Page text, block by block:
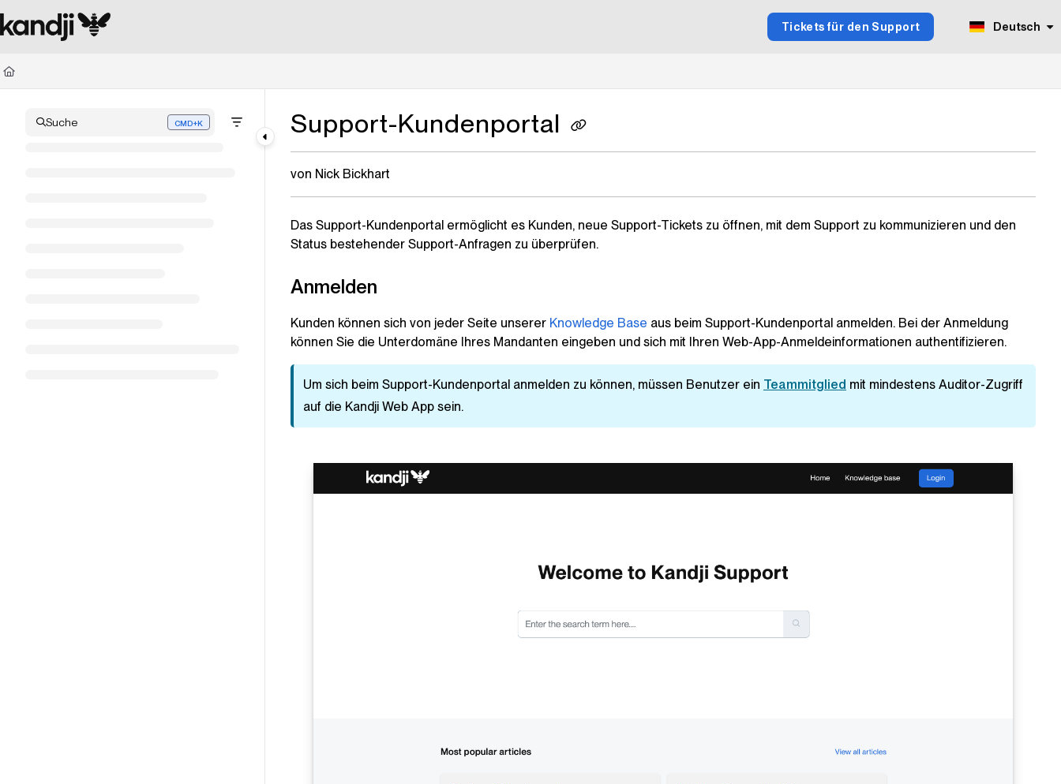
Documentation Index
Fetch the complete documentation index at:
Use this file to discover all available pages before exploring further.
Tickets für den Support Deutsch
Suche CMD+K
Press CMD+K to open search Support-Kundenportal
von Nick Bickhart
Das Support-Kundenportal ermöglicht es Kunden, neue Support-Tickets zu öffnen, mit dem Support zu kommunizieren und den
Status bestehender Support-Anfragen zu überprüfen.
Anmelden
Kunden können sich von jeder Seite unserer Knowledge Base aus beim Support-Kundenportal anmelden. Bei der Anmeldung
können Sie die Unterdomäne Ihres Mandanten eingeben und sich mit Ihren Web-App-Anmeldeinformationen authentifizieren.
Um sich beim Support-Kundenportal anmelden zu können, müssen Benutzer ein Teammitglied mit mindestens Auditor-Zugriff
auf die Kandji Web App sein.